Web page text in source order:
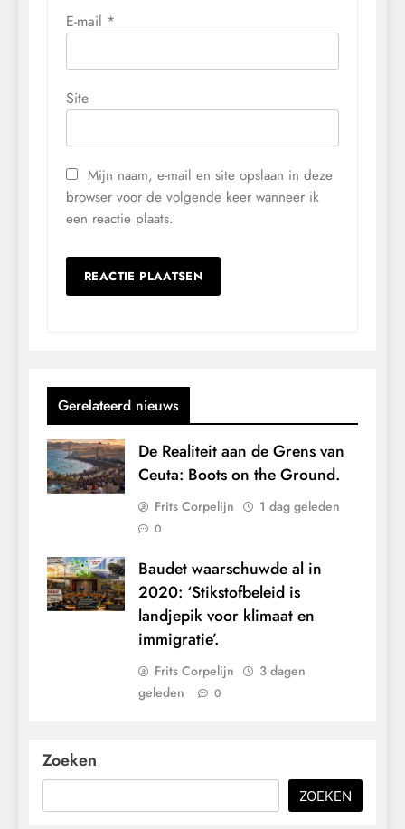
E-mail *
Site
Mijn naam, e-mail en site opslaan in deze
browser voor de volgende keer wanneer ik
een reactie plaats.
Gerelateerd nieuws
De Realiteit aan de Grens van
Ceuta: Boots on the Ground.
Frits Corpelijn 1 dag geleden
0
Baudet waarschuwde al in
2020: ‘Stikstofbeleid is
landjepik voor klimaat en
immigratie’.
Frits Corpelijn
3 dagen
geleden
0
Zoeken
ZOEKEN